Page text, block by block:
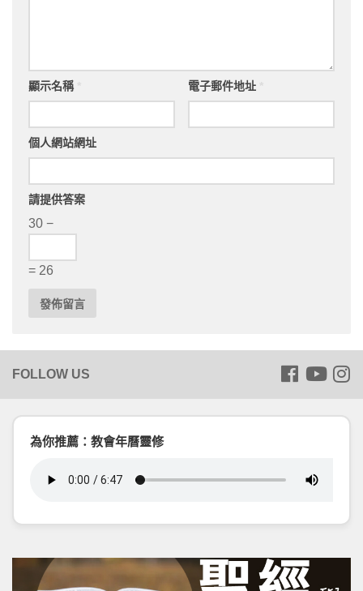
顯示名稱 電子郵件地址
個人網站網址
請提供答案
30 −
= 26
為你推薦：教會年曆靈修